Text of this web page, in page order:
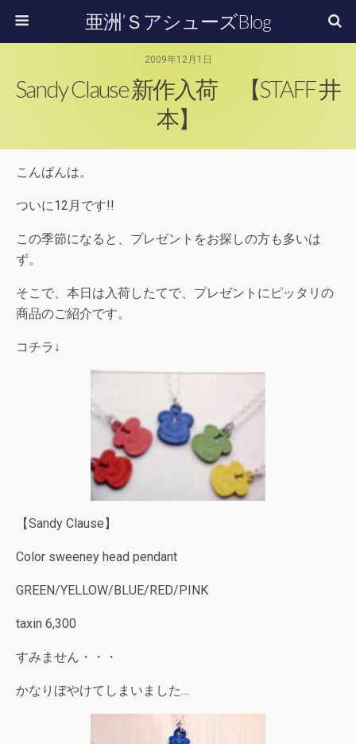
亜洲’ＳアシューズBlog
2009年12月1日
Sandy Clause 新作入荷 【STAFF 井
本】
こんばんは。
ついに12月です!!
この季節になると、プレゼントをお探しの方も多いは
ず。
そこで、本日は入荷したてで、プレゼントにピッタリの
商品のご紹介です。
コチラ↓
【Sandy Clause】
Color sweeney head pendant
GREEN/YELLOW/BLUE/RED/PINK
taxin 6,300
すみません・・・
かなりぼやけてしまいました…